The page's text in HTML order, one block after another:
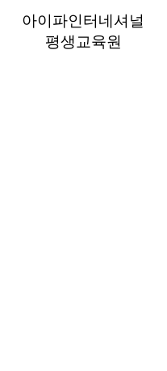
아이파인터네셔널
평생교육원